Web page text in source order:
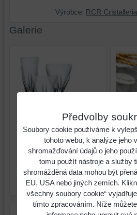
Výrobce: RCR
Galerie
Fusion CFL RCR Calice
Flute Champagne Flute
170ml, 1pc, h: 235mm,
(23987020006)
Předvolby
Soubory cookie používáme k
tohoto webu, k analýze jeho
shromažďování údajů o jeho
tomu použít nástroje a služby
shromážděná data mohou být
EU, USA nebo jiných zemích.
všechny soubory cookie“
tímto zpracováním. Níže